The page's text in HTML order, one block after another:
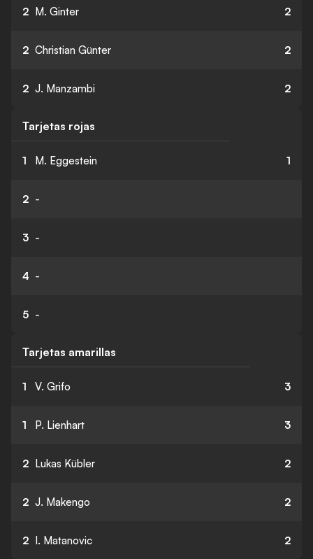
2 M. Ginter 2
2 Christian Günter 2
2 J. Manzambi 2
Tarjetas rojas
1 M. Eggestein 1
2 -
3 -
4 -
5 -
Tarjetas amarillas
1 V. Grifo 3
1 P. Lienhart 3
2 Lukas Kübler 2
2 J. Makengo 2
2 I. Matanovic 2